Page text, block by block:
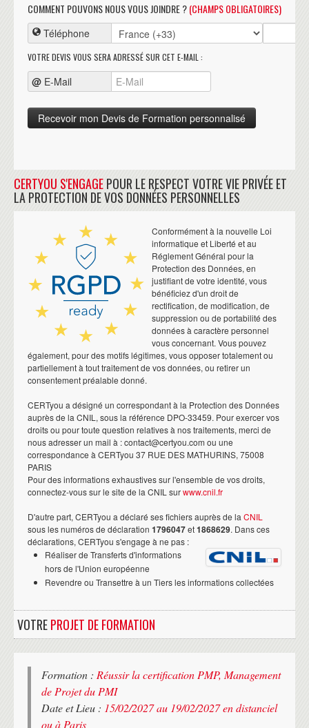
COMMENT POUVONS NOUS VOUS JOINDRE ?(CHAMPS OBLIGATOIRES)
Téléphone
VOTRE DEVIS VOUS SERA ADRESSÉ SUR CET E-MAIL :
@ E-Mail
CERTYOU S'ENGAGEPOUR LE RESPECT VOTRE VIE PRIVÉE ET
LA PROTECTION DE VOS DONNÉES PERSONNELLES
Conformément à la nouvelle Loi
informatique et Liberté et au
Réglement Général pour la
Protection des Données, en
justifiant de votre identité, vous
bénéficiez d'un droit de
rectification, de modification, de
suppression ou de portabilité des
données à caractère personnel
vous concernant. Vous pouvez
également, pour des motifs légitimes, vous opposer totalement ou
partiellement à tout traitement de vos données, ou retirer un
consentement préalable donné.
CERTyou a désigné un correspondant à la Protection des Données
auprès de la CNIL, sous la référence DPO-33459. Pour exercer vos
droits ou pour toute question relatives à nos traitements, merci de
nous adresser un mail à : contact@certyou.com ou une
correspondance à CERTyou 37 RUE DES MATHURINS, 75008
PARIS
Pour des informations exhaustives sur l'ensemble de vos droits,
connectez-vous sur le site de la CNIL surwww.cnil.fr
D'autre part, CERTyou a déclaré ses fichiers auprès de la CNIL
sous les numéros de déclaration 1796047et1868629. Dans ces
déclarations, CERTyou s'engage à ne pas :
Réaliser de Transferts d'informations
hors de l'Union européenne
Revendre ou Transettre à un Tiers les informations collectées
VOTREPROJET DE FORMATION
Formation : Réussir la certification PMP, Management
de Projet du PMI
Date et Lieu : 15/02/2027 au 19/02/2027 en distanciel
ou à Paris